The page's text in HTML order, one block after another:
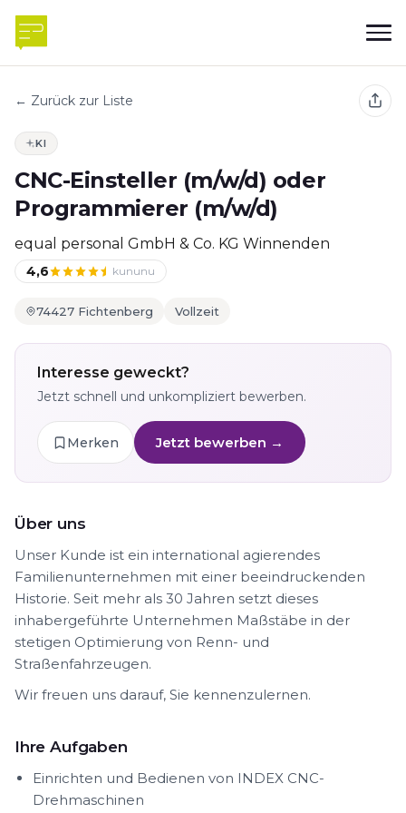
← Zurück zur Liste
KI
CNC-Einsteller (m/w/d) oder
Programmierer (m/w/d)
equal personal GmbH & Co. KG Winnenden
4,6 kununu
74427 Fichtenberg Vollzeit
Interesse geweckt?
Jetzt schnell und unkompliziert bewerben.
Merken Jetzt bewerben →
Über uns
Unser Kunde ist ein international agierendes
Familienunternehmen mit einer beeindruckenden
Historie. Seit mehr als 30 Jahren setzt dieses
inhabergeführte Unternehmen Maßstäbe in der
stetigen Optimierung von Renn- und
Straßenfahrzeugen.
Wir freuen uns darauf, Sie kennenzulernen.
Ihre Aufgaben
Einrichten und Bedienen von INDEX CNC-
Drehmaschinen